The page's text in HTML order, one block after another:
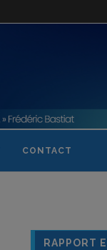
CONTACT
RAPPORT